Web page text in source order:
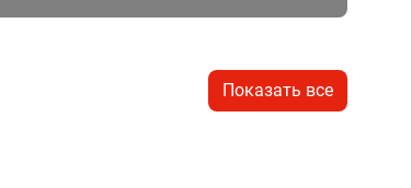
Показать все